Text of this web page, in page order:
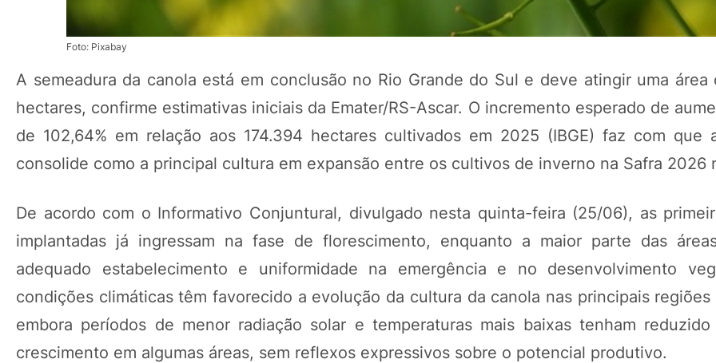
Foto: Pixabay
A semeadura da canola está em conclusão no Rio Grande do Sul e deve atingir uma área
hectares, confirme estimativas iniciais da Emater/RS-Ascar. O incremento esperado de
de 102,64% em relação aos 174.394 hectares cultivados em 2025 (IBGE) faz com que
consolide como a principal cultura em expansão entre os cultivos de inverno na Safra 2026
De acordo com o Informativo Conjuntural, divulgado nesta quinta-feira (25/06), as
implantadas já ingressam na fase de florescimento, enquanto a maior parte das
adequado estabelecimento e uniformidade na emergência e no desenvolvimento
condições climáticas têm favorecido a evolução da cultura da canola nas principais regiões
embora períodos de menor radiação solar e temperaturas mais baixas tenham
crescimento em algumas áreas, sem reflexos expressivos sobre o potencial produtivo.
POTOSÍ
Orgânico